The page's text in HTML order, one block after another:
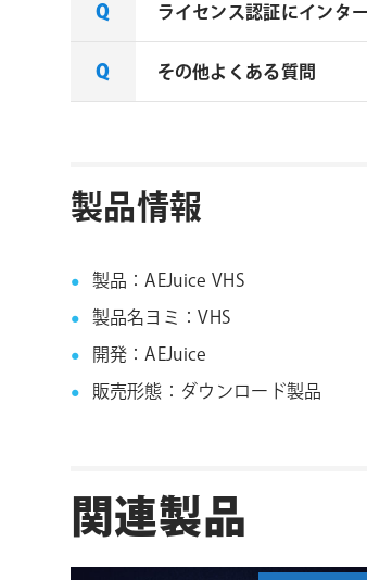
AEJuice拡張パックのご
AEJuice Pack Manager
す。
ライセンス認証にインタ
AEJuice 社製品のライセ
その他よくある質問
製品情報
製品：AEJuice VHS
製品名ヨミ：VHS
開発：AEJuice
販売形態：ダウンロード製品
関連製品